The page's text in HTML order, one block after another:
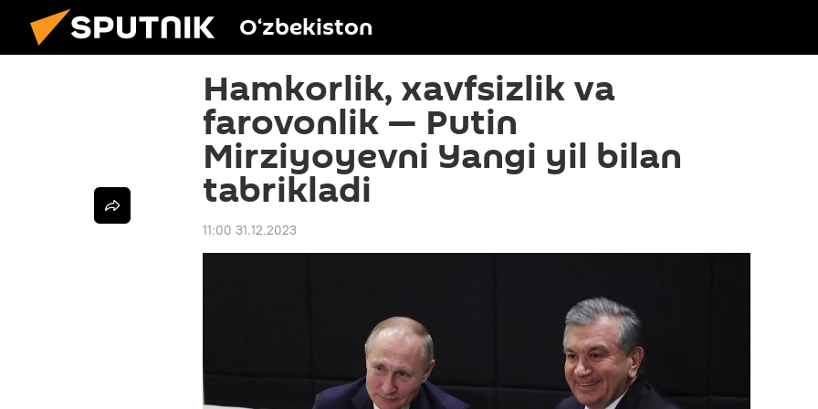
O‘zbekiston
Hamkorlik, xavfsizlik va
farovonlik — Putin
Mirziyoyevni Yangi yil bilan
tabrikladi
11:00 31.12.2023